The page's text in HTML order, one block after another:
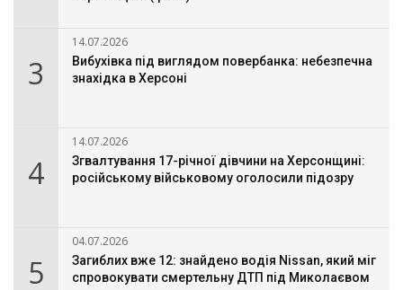
3
14.07.2026
Вибухівка під виглядом повербанка: небезпечна
знахідка в Херсоні
4
14.07.2026
Згвалтування 17-річної дівчини на Херсонщині:
російському військовому оголосили підозру
5
04.07.2026
Загиблих вже 12: знайдено водія Nissan, який міг
спровокувати смертельну ДТП під Миколаєвом